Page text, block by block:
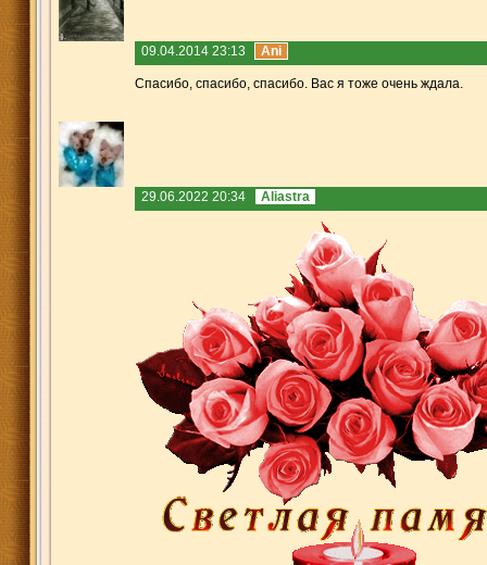
09.04.2014 23:13 Ani
Спасибо, спасибо, спасибо. Вас я тоже очень ждала.
29.06.2022 20:34 Aliastra